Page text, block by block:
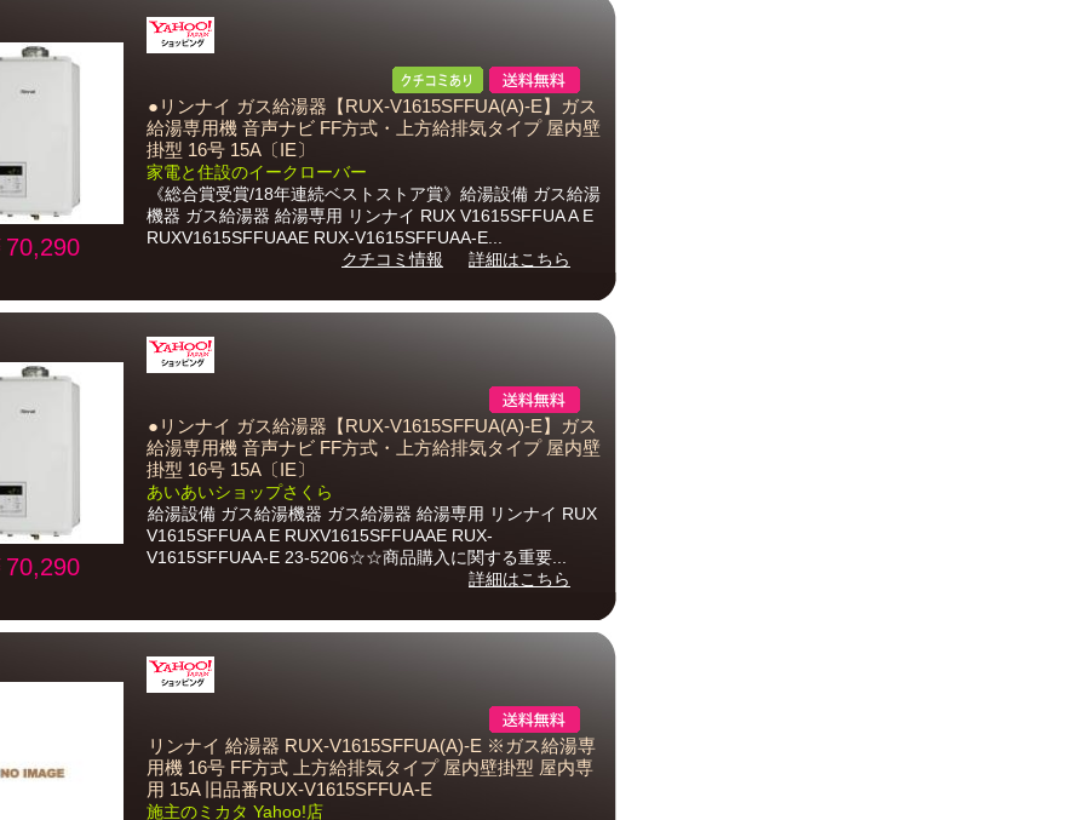
70,290
●リンナイ ガス給湯器【RUX-V1615SFFUA(A)-E】ガス
給湯専用機 音声ナビ FF方式・上方給排気タイプ 屋内壁
掛型 16号 15A〔IE〕
家電と住設のイークローバー
《総合賞受賞/18年連続ベストストア賞》給湯設備 ガス給湯
機器 ガス給湯器 給湯専用 リンナイ RUX V1615SFFUA A E
RUXV1615SFFUAAE RUX-V1615SFFUAA-E...
クチコミ情報
詳細はこちら
70,290
●リンナイ ガス給湯器【RUX-V1615SFFUA(A)-E】ガス
給湯専用機 音声ナビ FF方式・上方給排気タイプ 屋内壁
掛型 16号 15A〔IE〕
あいあいショップさくら
給湯設備 ガス給湯機器 ガス給湯器 給湯専用 リンナイ RUX
V1615SFFUA A E RUXV1615SFFUAAE RUX-
V1615SFFUAA-E 23-5206☆☆商品購入に関する重要...
詳細はこちら
リンナイ 給湯器 RUX-V1615SFFUA(A)-E ※ガス給湯専
用機 16号 FF方式 上方給排気タイプ 屋内壁掛型 屋内専
用 15A 旧品番RUX-V1615SFFUA-E
施主のミカタ Yahoo!店